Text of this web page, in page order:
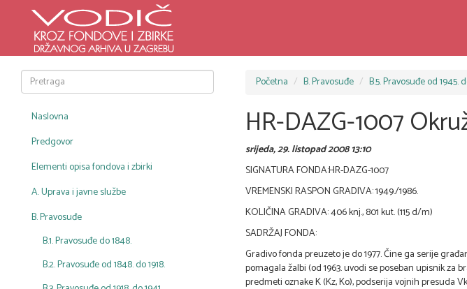
Naslovna
Predgovor
Elementi opisa fondova i zbirki
A. Uprava i javne službe
B. Pravosuđe
B.1. Pravosuđe do 1848.
B.2. Pravosuđe od 1848. do 1918.
Početna B. Pravosuđe B.5. Pravosuđe od 1945.
HR-DAZG-1007
srijeda, 29. listopad 2008 13:10
SIGNATURA FONDA:HR-DAZG-1007
VREMENSKI RASPON GRADIVA: 1949./1986.
KOLIČINA GRADIVA: 406 knj., 801 kut. (115 d/m)
SADRŽAJ FONDA:
Gradivo fonda preuzeto je do 1977. Čine ga serije
pomagala žalbi (od 1963. uvodi se poseban upisnik za
predmeti oznake K (Kz, Ko), podserija vojnih presuda